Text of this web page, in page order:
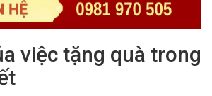
việc tặng quà trong